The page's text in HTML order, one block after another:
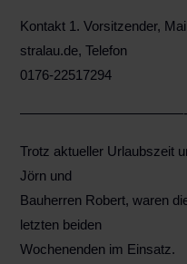
Kontakt 1. Vorsitzender,
stralau.de, Telefon
0176-22517294
————————————-
Trotz aktueller Urlaubszeit
Jörn und
Bauherren Robert, waren
letzten beiden
Wochenenden im Einsatz.